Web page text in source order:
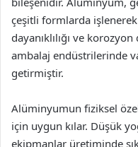
çeşitli formlarda
dayanıklılığı ve
ambalaj endüstrilerinde
getirmiştir.
Alüminyumun fiziksel
için uygun kılar. Düşük
ekipmanlar üretiminde